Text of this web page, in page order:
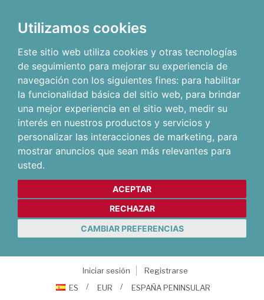
Utilizamos cookies
Este sitio web utiliza cookies y otras tecnologías
de seguimiento para mejorar su experiencia de
navegación con los siguientes fines: para habilitar
la funcionalidad básica del sitio web, para brindar
una mejor experiencia en el sitio web, medir su
interés en nuestros productos y servicios y
personalizar las interacciones de marketing, para
mostrar anuncios que sean más relevantes para
usted.
ACEPTAR
RECHAZAR
CAMBIAR PREFERENCIAS
Iniciar sesión
Registrarse
ES
EUR ESPAÑA PENINSULAR